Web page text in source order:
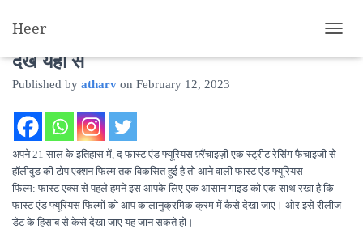
Heer
O
A
A
Fast and furious all movies : इस क्रम मे
देखे यहां से
Published by atharv on February 12, 2023
अपने 21 साल के इतिहास में, द फास्ट एंड फ्यूरियस फ़्रैंचाइज़ी एक स्ट्रीट रेसिंग फैचाइजी से
हॉलीवुड की टोप एक्शन फिल्म तक विकसित हुई है तो आने वाली फास्ट एंड फ्यूरियस
फिल्म: फास्ट एक्स से पहले हमने इस आपके लिए एक आसान गाइड को एक साथ रखा है कि
फास्ट एंड फ्यूरियस फिल्मों को आप कालानुक्रमिक क्रम में कैसे देखा जाए। ओर इसे रीलीज
डेट के हिसाब से केसे देखा जाए यह जान सकते हो।